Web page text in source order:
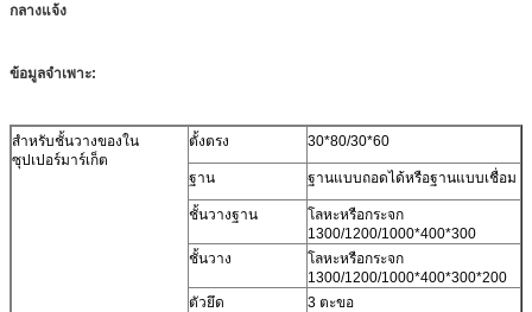
กลางแจ้ง
ข้อมูลจำเพาะ:
สำหรับชั้นวางของใน
ซุปเปอร์มาร์เก็ต
ตั้งตรง 30*80/30*60
ฐาน ฐานแบบถอดได้หรือฐานแบบเชื่อม
ชั้นวางฐาน
โลหะหรือกระจก
1300/1200/1000*400*300
ชั้นวาง
โลหะหรือกระจก
1300/1200/1000*400*300*200
ตัวยึด
3 ตะขอ